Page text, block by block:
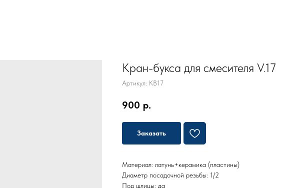
Кран-букса для смесителя V.17
Артикул: KB17
900 р.
Заказать
Материал: латунь+керамика (пластины)
Диаметр посадочной резьбы: 1/2
Под шлицы: да